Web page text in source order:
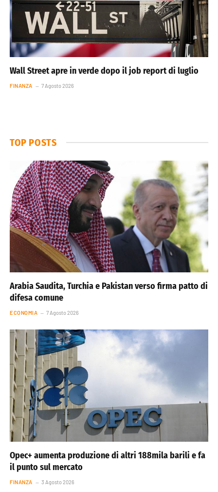
Wall Street apre in verde dopo il job report di luglio
FINANZA 7 Agosto 2026
TOP POSTS
Arabia Saudita, Turchia e Pakistan verso firma patto di
difesa comune
ECONOMIA 7 Agosto 2026
Opec+ aumenta produzione di altri 188mila barili e fa
il punto sul mercato
FINANZA 3 Agosto 2026